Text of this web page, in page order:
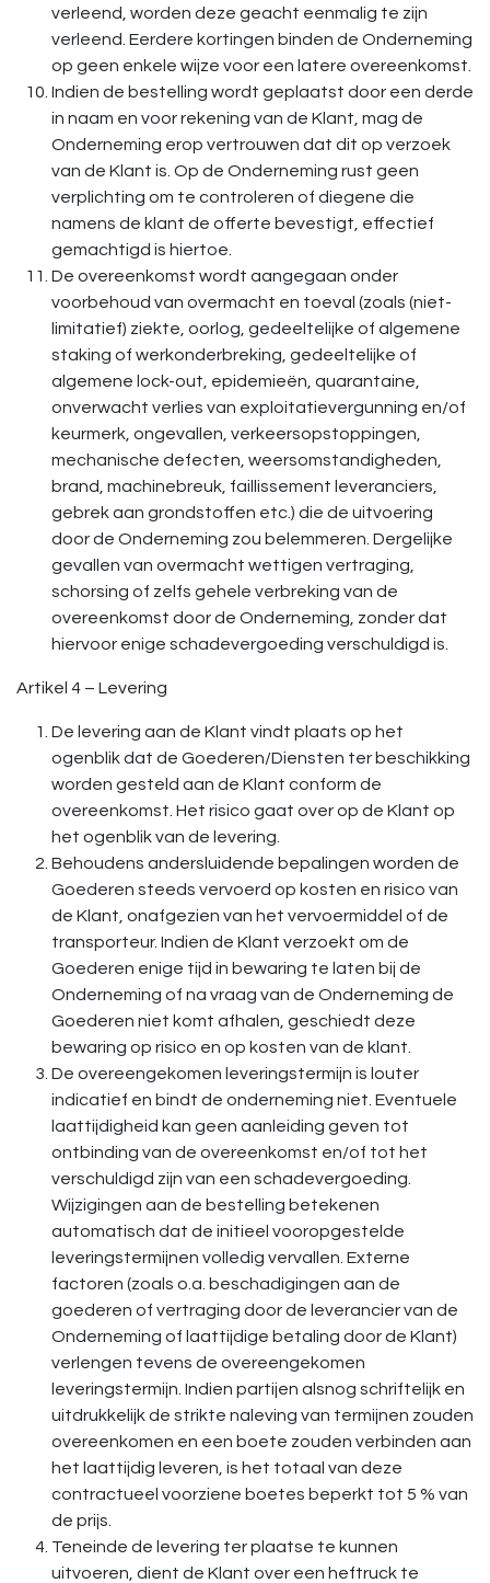
verleend, worden deze geacht eenmalig te zijn
verleend. Eerdere kortingen binden de Onderneming
op geen enkele wijze voor een latere overeenkomst.
Indien de bestelling wordt geplaatst door een derde
in naam en voor rekening van de Klant, mag de
Onderneming erop vertrouwen dat dit op verzoek
van de Klant is. Op de Onderneming rust geen
verplichting om te controleren of diegene die
namens de klant de offerte bevestigt, effectief
gemachtigd is hiertoe.
De overeenkomst wordt aangegaan onder
voorbehoud van overmacht en toeval (zoals (niet-
limitatief) ziekte, oorlog, gedeeltelijke of algemene
staking of werkonderbreking, gedeeltelijke of
algemene lock-out, epidemieën, quarantaine,
onverwacht verlies van exploitatievergunning en/of
keurmerk, ongevallen, verkeersopstoppingen,
mechanische defecten, weersomstandigheden,
brand, machinebreuk, faillissement leveranciers,
gebrek aan grondstoffen etc.) die de uitvoering
door de Onderneming zou belemmeren. Dergelijke
gevallen van overmacht wettigen vertraging,
schorsing of zelfs gehele verbreking van de
overeenkomst door de Onderneming, zonder dat
hiervoor enige schadevergoeding verschuldigd is.
Artikel 4 – Levering
De levering aan de Klant vindt plaats op het
ogenblik dat de Goederen/Diensten ter beschikking
worden gesteld aan de Klant conform de
overeenkomst. Het risico gaat over op de Klant op
het ogenblik van de levering.
Behoudens andersluidende bepalingen worden de
Goederen steeds vervoerd op kosten en risico van
de Klant, onafgezien van het vervoermiddel of de
transporteur. Indien de Klant verzoekt om de
Goederen enige tijd in bewaring te laten bij de
Onderneming of na vraag van de Onderneming de
Goederen niet komt afhalen, geschiedt deze
bewaring op risico en op kosten van de klant.
De overeengekomen leveringstermijn is louter
indicatief en bindt de onderneming niet. Eventuele
laattijdigheid kan geen aanleiding geven tot
ontbinding van de overeenkomst en/of tot het
verschuldigd zijn van een schadevergoeding.
Wijzigingen aan de bestelling betekenen
automatisch dat de initieel vooropgestelde
leveringstermijnen volledig vervallen. Externe
factoren (zoals o.a. beschadigingen aan de
goederen of vertraging door de leverancier van de
Onderneming of laattijdige betaling door de Klant)
verlengen tevens de overeengekomen
leveringstermijn. Indien partijen alsnog schriftelijk en
uitdrukkelijk de strikte naleving van termijnen zouden
overeenkomen en een boete zouden verbinden aan
het laattijdig leveren, is het totaal van deze
contractueel voorziene boetes beperkt tot 5 % van
de prijs.
Teneinde de levering ter plaatse te kunnen
uitvoeren, dient de Klant over een heftruck te